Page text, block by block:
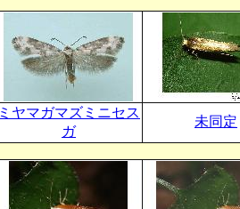
ミヤマガマズミニセス
ガ
未同定